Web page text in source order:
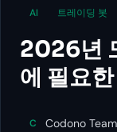
AI 트레이딩 봇
2026년
에 필요
C Codono Team